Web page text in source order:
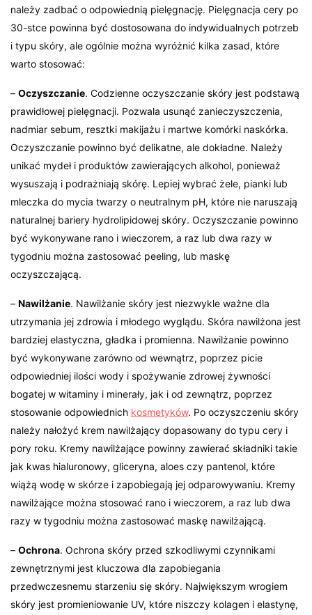
należy zadbać o odpowiednią pielęgnację. Pielęgnacja cery po
30-stce powinna być dostosowana do indywidualnych potrzeb
i typu skóry, ale ogólnie można wyróżnić kilka zasad, które
warto stosować:
–Oczyszczanie. Codzienne oczyszczanie skóry jest podstawą
prawidłowej pielęgnacji. Pozwala usunąć zanieczyszczenia,
nadmiar sebum, resztki makijażu i martwe komórki naskórka.
Oczyszczanie powinno być delikatne, ale dokładne. Należy
unikać mydeł i produktów zawierających alkohol, ponieważ
wysuszają i podrażniają skórę. Lepiej wybrać żele, pianki lub
mleczka do mycia twarzy o neutralnym pH, które nie naruszają
naturalnej bariery hydrolipidowej skóry. Oczyszczanie powinno
być wykonywane rano i wieczorem, a raz lub dwa razy w
tygodniu można zastosować peeling, lub maskę
oczyszczającą.
–Nawilżanie. Nawilżanie skóry jest niezwykle ważne dla
utrzymania jej zdrowia i młodego wyglądu. Skóra nawilżona jest
bardziej elastyczna, gładka i promienna. Nawilżanie powinno
być wykonywane zarówno od wewnątrz, poprzez picie
odpowiedniej ilości wody i spożywanie zdrowej żywności
bogatej w witaminy i minerały, jak i od zewnątrz, poprzez
stosowanie odpowiednich kosmetyków. Po oczyszczeniu skóry
należy nałożyć krem nawilżający dopasowany do typu cery i
pory roku. Kremy nawilżające powinny zawierać składniki takie
jak kwas hialuronowy, gliceryna, aloes czy pantenol, które
wiążą wodę w skórze i zapobiegają jej odparowywaniu. Kremy
nawilżające można stosować rano i wieczorem, a raz lub dwa
razy w tygodniu można zastosować maskę nawilżającą.
–Ochrona. Ochrona skóry przed szkodliwymi czynnikami
zewnętrznymi jest kluczowa dla zapobiegania
przedwczesnemu starzeniu się skóry. Największym wrogiem
skóry jest promieniowanie UV, które niszczy kolagen i elastynę,